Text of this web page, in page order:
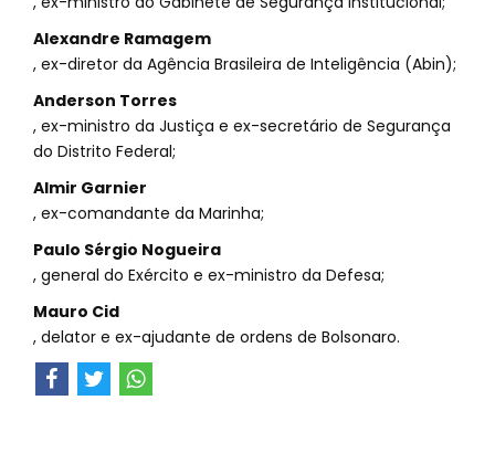
Alexandre Ramagem
, ex-diretor da Agência Brasileira de Inteligência (Abin);
Anderson Torres
, ex-ministro da Justiça e ex-secretário de Segurança
do Distrito Federal;
Almir Garnier
, ex-comandante da Marinha;
Paulo Sérgio Nogueira
, general do Exército e ex-ministro da Defesa;
Mauro Cid
, delator e ex-ajudante de ordens de Bolsonaro.